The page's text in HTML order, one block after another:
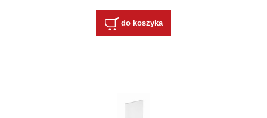
do koszyka